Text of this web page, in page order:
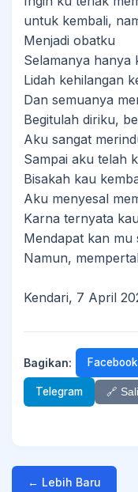
untuk kembali,
Menjadi obatku
Selamanya hanya
Lidah kehilangan
Dan semuanya
Begitulah diriku,
Aku sangat
Sampai aku telah
Bisakah kau
Aku menyesal
Karna ternyata
Mendapat kan mu
Namun,
Kendari, 7 April
Bagikan: Facebook
Telegram 🔗
← Lebih Baru